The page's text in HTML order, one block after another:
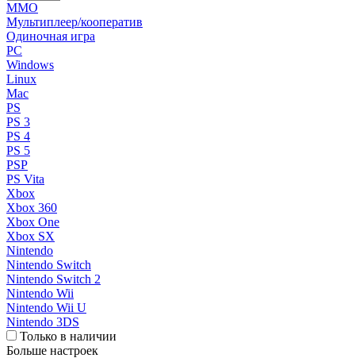
MMO
Мультиплеер/кооператив
Одиночная игра
PC
Windows
Linux
Mac
PS
PS 3
PS 4
PS 5
PSP
PS Vita
Xbox
Xbox 360
Xbox One
Xbox SX
Nintendo
Nintendo Switch
Nintendo Switch 2
Nintendo Wii
Nintendo Wii U
Nintendo 3DS
Только в наличии
Больше настроек